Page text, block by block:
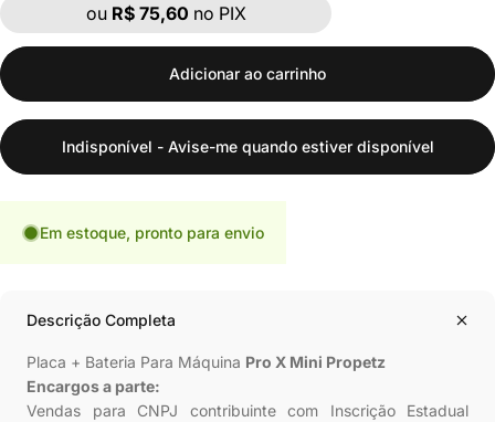
ou R$ 75,60 no PIX
Adicionar ao carrinho
Indisponível - Avise-me quando estiver disponível
Em estoque, pronto para envio
Descrição Completa
Placa + Bateria Para Máquina Pro X Mini Propetz
Encargos a parte:
Vendas para CNPJ contribuinte com Inscrição Estadual